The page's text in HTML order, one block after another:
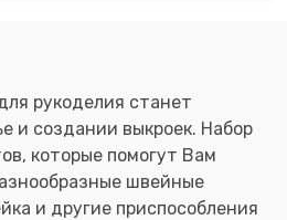
рукоделия станет
и создании выкроек. Набор
которые помогут Вам
швейные
и другие приспособления